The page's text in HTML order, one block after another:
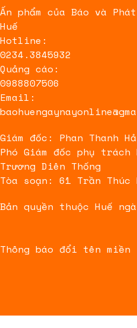
Ấn phẩm của Báo và
Huế
Hotline:
0234.3845932
Quảng cáo:
0988807506
Email:
Giám đốc: Phan Thanh
Phó Giám đốc phụ
Trương Diên Thống
Tòa soạn: 61 Trần Thúc
Bản quyền thuộc Huế
Thông báo đổi tên miền